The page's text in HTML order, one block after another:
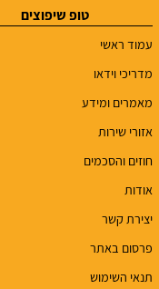
טופ שיפוצים
עמוד ראשי
מדריכי וידאו
מאמרים ומידע
אזורי שירות
חוזים והסכמים
אודות
יצירת קשר
פרסום באתר
תנאי השימוש